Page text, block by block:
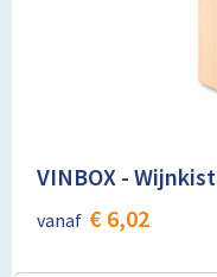
VINBOX - Wijnkist
vanaf € 6,02